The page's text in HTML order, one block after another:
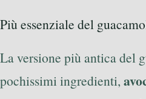
Più essenziale del
La versione più antica del
pochissimi ingredienti,